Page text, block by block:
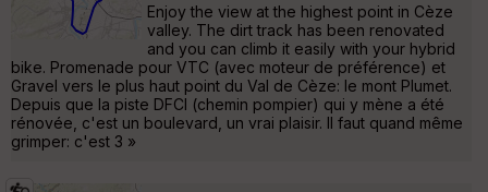
Enjoy the view at the highest point in Cèze
valley. The dirt track has been renovated
and you can climb it easily with your hybrid
bike. Promenade pour VTC (avec moteur de préférence) et
Gravel vers le plus haut point du Val de Cèze: le mont Plumet.
Depuis que la piste DFCI (chemin pompier) qui y mène a été
rénovée, c'est un boulevard, un vrai plaisir. Il faut quand même
grimper: c'est 3 »